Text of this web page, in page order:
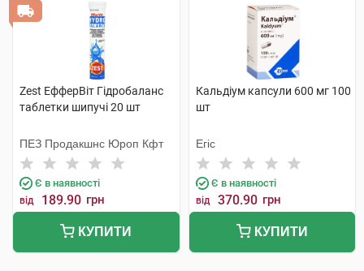
Zest ЕфферВіт Гідробаланс
таблетки шипучі 20 шт
ПЕЗ Продакшнс Юроп Кфт
Є в наявності
від 189.90 грн
КУПИТИ
Кальдіум капсули 600 мг 100
шт
Егіс
Є в наявності
від 370.90 грн
КУПИТИ